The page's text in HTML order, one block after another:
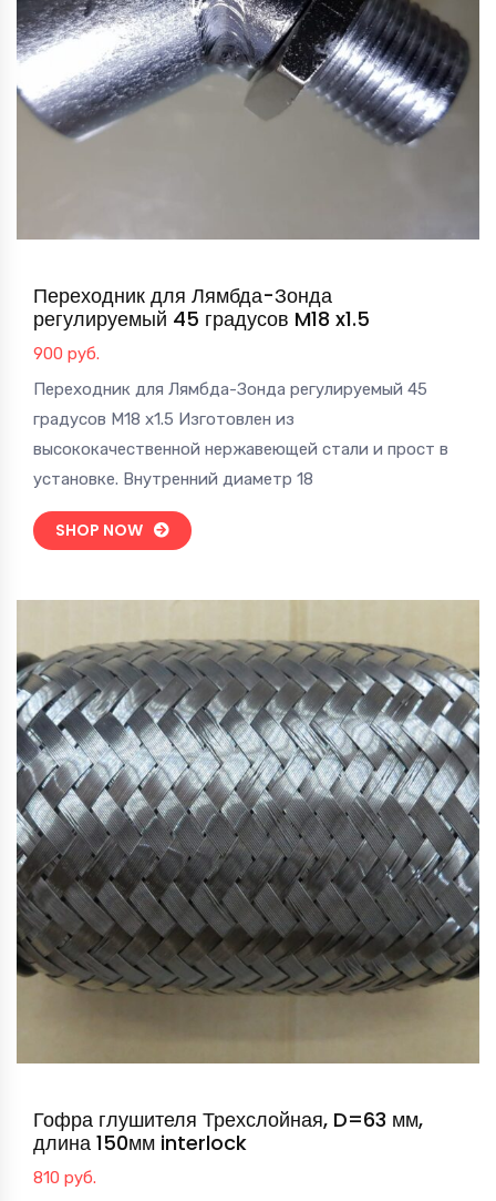
Переходник для Лямбда-Зонда
регулируемый 45 градусов M18 x1.5
900 руб.
Переходник для Лямбда-Зонда регулируемый 45
градусов M18 x1.5 Изготовлен из
высококачественной нержавеющей стали и прост в
установке. Внутренний диаметр 18
SHOP NOW
Гофра глушителя Трехслойная, D=63 мм,
длина 150мм interlock
810 руб.